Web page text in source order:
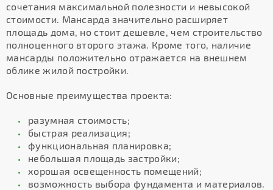
сочетания максимальной полезности и невысокой
стоимости. Мансарда значительно расширяет
площадь дома, но стоит дешевле, чем строительство
полноценного второго этажа. Кроме того, наличие
мансарды положительно отражается на внешнем
облике жилой постройки.
Основные преимущества проекта:
разумная стоимость;
быстрая реализация;
функциональная планировка;
небольшая площадь застройки;
хорошая освещенность помещений;
возможность выбора фундамента и материалов.